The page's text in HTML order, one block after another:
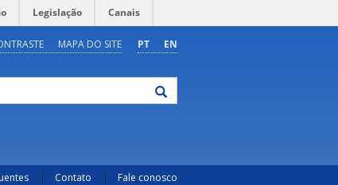
Legislação Canais
PT EN
MAPA DO SITE
Contato Fale conosco